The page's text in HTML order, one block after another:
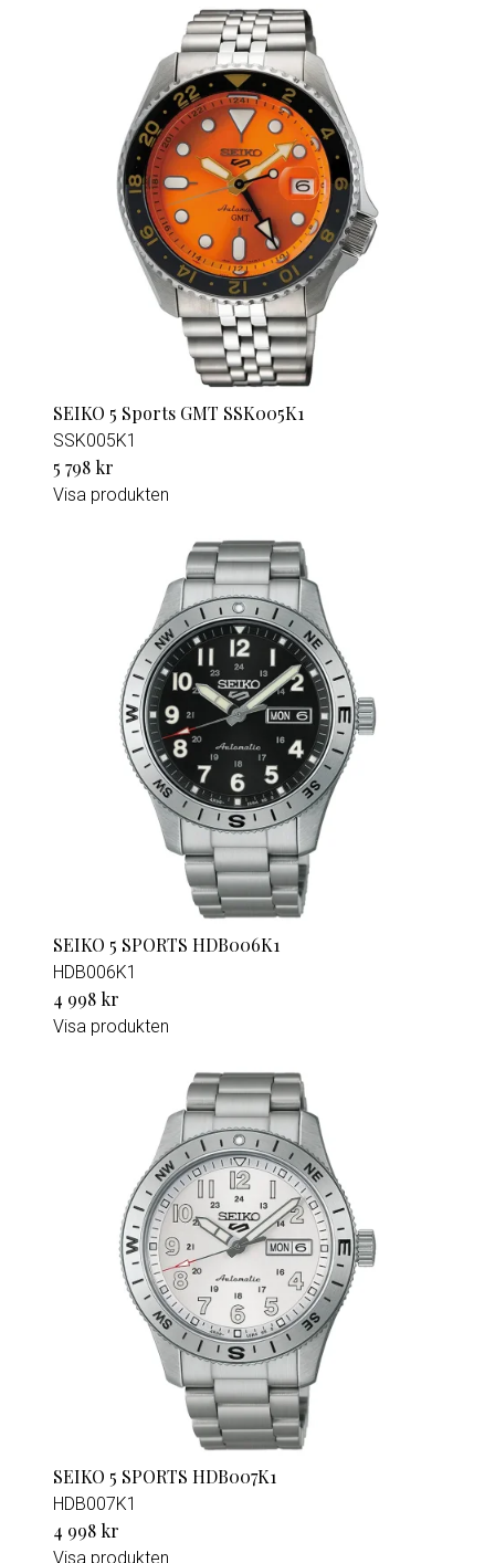
SEIKO 5 Sports GMT SSK005K1
SSK005K1
5 798 kr
Visa produkten
SEIKO 5 SPORTS HDB006K1
HDB006K1
4 998 kr
Visa produkten
SEIKO 5 SPORTS HDB007K1
HDB007K1
4 998 kr
Visa produkten